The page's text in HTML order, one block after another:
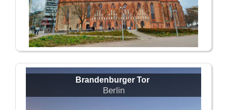
Brandenburger Tor
Berlin